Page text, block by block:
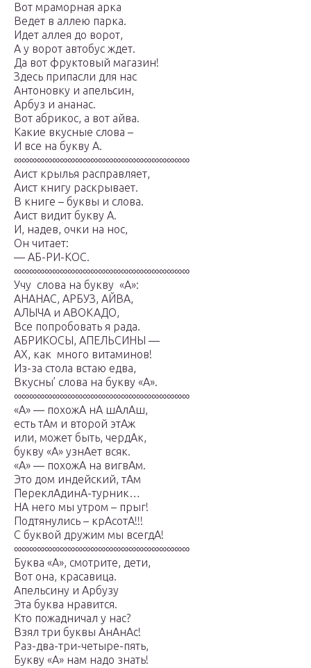
Вот мраморная арка
Ведет в аллею парка.
Идет аллея до ворот,
А у ворот автобус ждет.
Да вот фруктовый магазин!
Здесь припасли для нас
Антоновку и апельсин,
Арбуз и ананас.
Вот абрикос, а вот айва.
Какие вкусные слова –
И все на букву А.
∞∞∞∞∞∞∞∞∞∞∞∞∞∞∞∞∞∞∞∞∞∞∞
Аист крылья расправляет,
Аист книгу раскрывает.
В книге – буквы и слова.
Аист видит букву А.
И, надев, очки на нос,
Он читает:
— АБ-РИ-КОС.
∞∞∞∞∞∞∞∞∞∞∞∞∞∞∞∞∞∞∞∞∞∞∞
Учу слова на букву «А»:
АНАНАС, АРБУЗ, АЙВА,
АЛЫЧА и АВОКАДО,
Все попробовать я рада.
АБРИКОСЫ, АПЕЛЬСИНЫ —
АХ, как много витаминов!
Из-за стола встаю едва,
Вкусны’ слова на букву «А».
∞∞∞∞∞∞∞∞∞∞∞∞∞∞∞∞∞∞∞∞∞∞∞
«А» — похожА нА шАлАш,
есть тАм и второй этАж
или, может быть, чердАк,
букву «А» узнАет всяк.
«А» — похожА на вигвАм.
Это дом индейский, тАм
ПереклАдинА-турник…
НА него мы утром – прыг!
Подтянулись – крАсотА!!!
С буквой дружим мы всегдА!
∞∞∞∞∞∞∞∞∞∞∞∞∞∞∞∞∞∞∞∞∞∞∞
Буква «А», смотрите, дети,
Вот она, красавица.
Апельсину и Арбузу
Эта буква нравится.
Кто пожадничал у нас?
Взял три буквы АнАнАс!
Раз-два-три-четыре-пять,
Букву «А» нам надо знать!